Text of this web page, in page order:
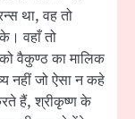
था, वह तो
वहाँ तो
वैकुण्ठ का मालिक
नहीं जो ऐसा न कहे
हैं, श्रीकृष्ण के